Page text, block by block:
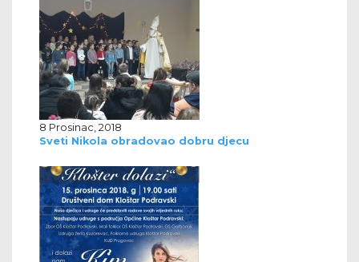
8 Prosinac, 2018
Sveti Nikola obradovao dobru djecu